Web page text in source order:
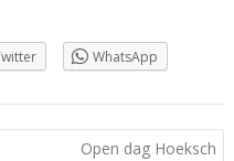
WhatsApp
Open dag Hoeksch